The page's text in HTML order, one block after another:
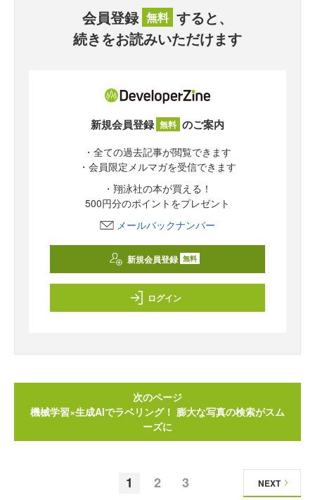
会員登録 無料 すると、
続きをお読みいただけます
新規会員登録 無料 のご案内
・全ての過去記事が閲覧できます
・会員限定メルマガを受信できます
・翔泳社の本が買える！
500円分のポイントをプレゼント
メールバックナンバー
新規会員登録 無料
ログイン
次のページ
機械学習×生成AIでラベリング！ 膨大な写真の検索がスム
ーズに
1 2 3 NEXT